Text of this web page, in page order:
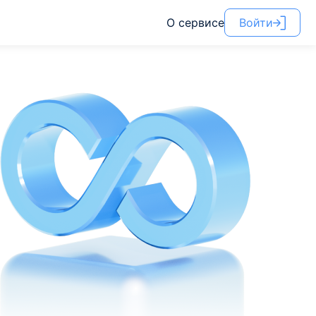
О сервисе Войти